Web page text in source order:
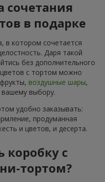
сочетания
в подарке
в котором сочетается
Даря такой
без дополнительного
с тортом можно
воздушные шары,
вашему выбору.
удобно заказывать:
продуманная
и цветов, и десерта.
коробку с
тортом?